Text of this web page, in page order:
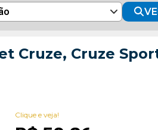
Cruze, Cruze
Clique e veja!